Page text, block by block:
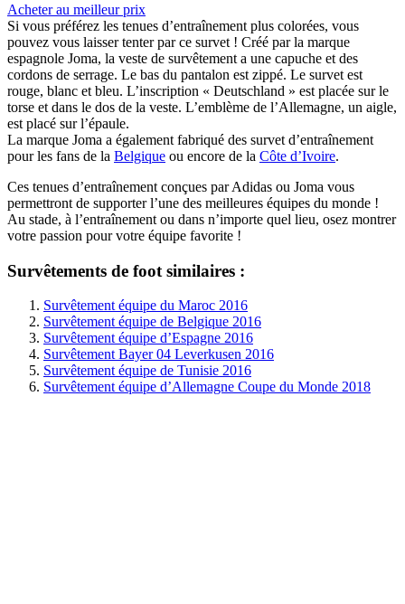
Acheter au meilleur prix
Si vous préférez les tenues d’entraînement plus colorées, vous
pouvez vous laisser tenter par ce survet ! Créé par la marque
espagnole Joma, la veste de survêtement a une capuche et des
cordons de serrage. Le bas du pantalon est zippé. Le survet est
rouge, blanc et bleu. L’inscription « Deutschland » est placée sur le
torse et dans le dos de la veste. L’emblème de l’Allemagne, un aigle,
est placé sur l’épaule.
La marque Joma a également fabriqué des survet d’entraînement
pour les fans de la Belgique ou encore de la Côte d’Ivoire.
Ces tenues d’entraînement conçues par Adidas ou Joma vous
permettront de supporter l’une des meilleures équipes du monde !
Au stade, à l’entraînement ou dans n’importe quel lieu, osez montrer
votre passion pour votre équipe favorite !
Survêtements de foot similaires :
Survêtement équipe du Maroc 2016
Survêtement équipe de Belgique 2016
Survêtement équipe d’Espagne 2016
Survêtement Bayer 04 Leverkusen 2016
Survêtement équipe de Tunisie 2016
Survêtement équipe d’Allemagne Coupe du Monde 2018